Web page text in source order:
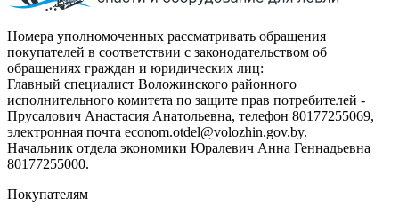
Номера уполномоченных рассматривать обращения
покупателей в соответствии с законодательством об
обращениях граждан и юридических лиц:
Главный специалист Воложинского районного
исполнительного комитета по защите прав потребителей -
Прусалович Анастасия Анатольевна, телефон 80177255069,
электронная почта econom.otdel@volozhin.gov.by.
Начальник отдела экономики Юралевич Анна Геннадьевна
80177255000.
Покупателям